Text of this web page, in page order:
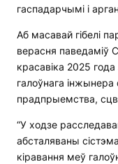
гаспадарчымі і
Аб масавай гібелі
верасня паведаміў
красавіка 2025
галоўнага інжынера
прадпрыемства,
“У ходзе
абсталяваны
кіравання меў